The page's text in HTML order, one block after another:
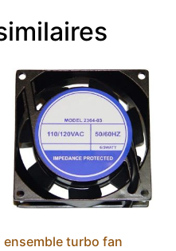
ensemble turbo fan